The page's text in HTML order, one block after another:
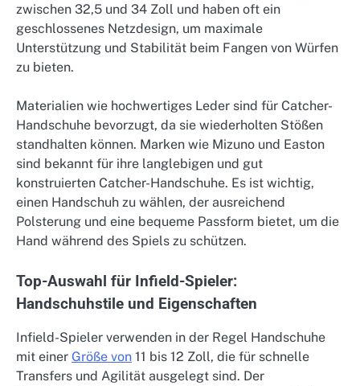
zwischen 32,5 und 34 Zoll und haben oft ein
geschlossenes Netzdesign, um maximale
Unterstützung und Stabilität beim Fangen von Würfen
zu bieten.
Materialien wie hochwertiges Leder sind für Catcher-
Handschuhe bevorzugt, da sie wiederholten Stößen
standhalten können. Marken wie Mizuno und Easton
sind bekannt für ihre langlebigen und gut
konstruierten Catcher-Handschuhe. Es ist wichtig,
einen Handschuh zu wählen, der ausreichend
Polsterung und eine bequeme Passform bietet, um die
Hand während des Spiels zu schützen.
Top-Auswahl für Infield-Spieler:
Handschuhstile und Eigenschaften
Infield-Spieler verwenden in der Regel Handschuhe
mit einer Größe von 11 bis 12 Zoll, die für schnelle
Transfers und Agilität ausgelegt sind. Der